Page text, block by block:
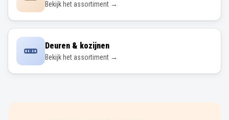
Bekijk het assortiment →
Deuren & kozijnen
Bekijk het assortiment →